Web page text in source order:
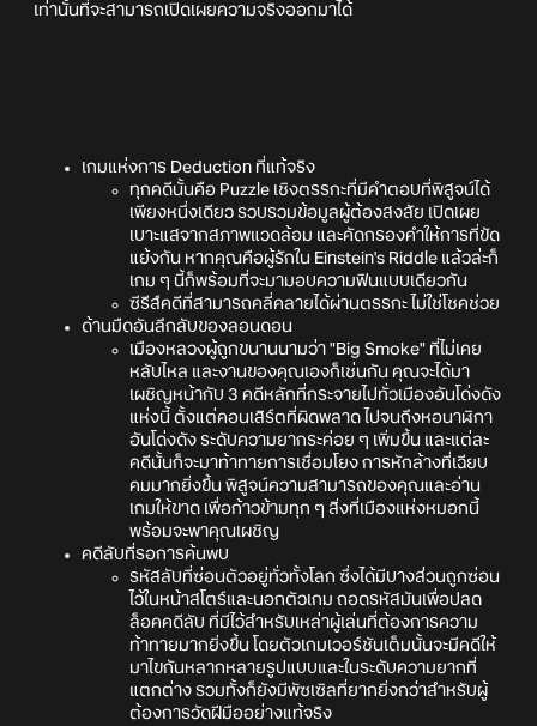
เท่านั้นที่จะสามารถเปิดเผยความจริงออกมาได้
เกมแห่งการ Deduction ที่แท้จริง
ทุกคดีนั้นคือ Puzzle เชิงตรรกะที่มีคำตอบที่พิสูจน์ได้
เพียงหนึ่งเดียว รวบรวมข้อมูลผู้ต้องสงสัย เปิดเผย
เบาะแสจากสภาพแวดล้อม และคัดกรองคำให้การที่ขัด
แย้งกัน หากคุณคือผู้รักใน Einstein's Riddle แล้วล่ะก็
เกม ๆ นี้ก็พร้อมที่จะมามอบความฟินแบบเดียวกัน
ซีรีส์คดีที่สามารถคลี่คลายได้ผ่านตรรกะ ไม่ใช่โชคช่วย
ด้านมืดอันลึกลับของลอนดอน
เมืองหลวงผู้ถูกขนานนามว่า "Big Smoke" ที่ไม่เคย
หลับไหล และงานของคุณเองก็เช่นกัน คุณจะได้มา
เผชิญหน้ากับ 3 คดีหลักที่กระจายไปทั่วเมืองอันโด่งดัง
แห่งนี้ ตั้งแต่คอนเสิร์ตที่ผิดพลาด ไปจนถึงหอนาฬิกา
อันโด่งดัง ระดับความยากระค่อย ๆ เพิ่มขึ้น และแต่ละ
คดีนั้นก็จะมาท้าทายการเชื่อมโยง การหักล้างที่เฉียบ
คมมากยิ่งขึ้น พิสูจน์ความสามารถของคุณและอ่าน
เกมให้ขาด เพื่อก้าวข้ามทุก ๆ สิ่งที่เมืองแห่งหมอกนี้
พร้อมจะพาคุณเผชิญ
คดีลับที่รอการค้นพบ
รหัสลับที่ซ่อนตัวอยู่ทั่วทั้งโลก ซึ่งได้มีบางส่วนถูกซ่อน
ไว้ในหน้าสโตร์และนอกตัวเกม ถอดรหัสมันเพื่อปลด
ล็อคคดีลับ ที่มีไว้สำหรับเหล่าผู้เล่นที่ต้องการความ
ท้าทายมากยิ่งขึ้น โดยตัวเกมเวอร์ชันเต็มนั้นจะมีคดีให้
มาไขกันหลากหลายรูปแบบและในระดับความยากที่
แตกต่าง รวมทั้งก็ยังมีพัซเซิลที่ยากยิ่งกว่าสำหรับผู้
ต้องการวัดฝีมืออย่างแท้จริง